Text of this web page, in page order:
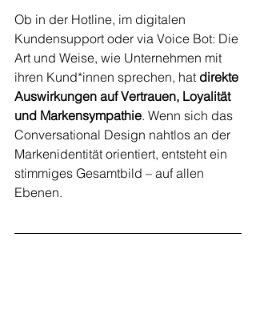
Ob in der Hotline, im digitalen
Kundensupport oder via Voice Bot: Die
Art und Weise, wie Unternehmen mit
ihren Kund*innen sprechen, hat direkte
Auswirkungen auf Vertrauen, Loyalität
und Markensympathie. Wenn sich das
Conversational Design nahtlos an der
Markenidentität orientiert, entsteht ein
stimmiges Gesamtbild – auf allen
Ebenen.